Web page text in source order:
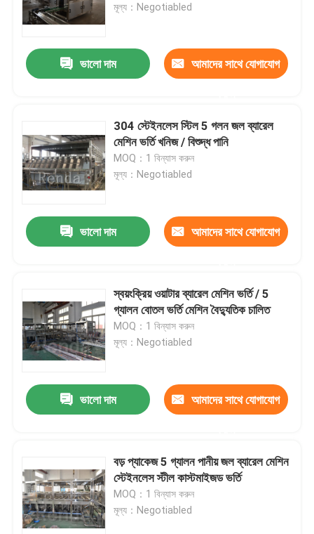
মূল্য：Negotiabled
ভালো দাম আমাদের সাথে যোগাযোগ
304 স্টেইনলেস স্টিল 5 গলন জল ব্যারেল
মেশিন ভর্তি খনিজ / বিশুদ্ধ পানি
MOQ：1 বিন্যাস করুন
মূল্য：Negotiabled
ভালো দাম আমাদের সাথে যোগাযোগ
স্বয়ংক্রিয় ওয়াটার ব্যারেল মেশিন ভর্তি / 5
গ্যালন বোতল ভর্তি মেশিন বৈদ্যুতিক চালিত
MOQ：1 বিন্যাস করুন
মূল্য：Negotiabled
ভালো দাম আমাদের সাথে যোগাযোগ
বড় প্যাকেজ 5 গ্যালন পানীয় জল ব্যারেল মেশিন
স্টেইনলেস স্টীল কাস্টমাইজড ভর্তি
MOQ：1 বিন্যাস করুন
মূল্য：Negotiabled